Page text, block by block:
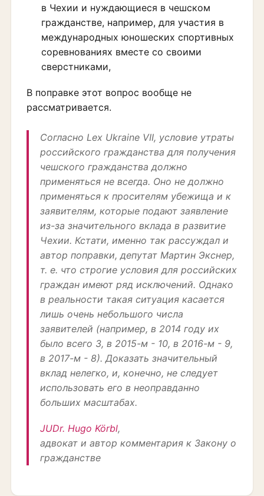
в Чехии и нуждающиеся в чешском
гражданстве, например, для участия в
международных юношеских спортивных
соревнованиях вместе со своими
сверстниками,
В поправке этот вопрос вообще не
рассматривается.
Согласно Lex Ukraine VII, условие утраты
российского гражданства для получения
чешского гражданства должно
применяться не всегда. Оно не должно
применяться к просителям убежища и к
заявителям, которые подают заявление
из-за значительного вклада в развитие
Чехии. Кстати, именно так рассуждал и
автор поправки, депутат Мартин Экснер,
т. е. что строгие условия для российских
граждан имеют ряд исключений. Однако
в реальности такая ситуация касается
лишь очень небольшого числа
заявителей (например, в 2014 году их
было всего 3, в 2015-м - 10, в 2016-м - 9,
в 2017-м - 8). Доказать значительный
вклад нелегко, и, конечно, не следует
использовать его в неоправданно
больших масштабах.
JUDr. Hugo Körbl,
адвокат и автор комментария к Закону о
гражданстве